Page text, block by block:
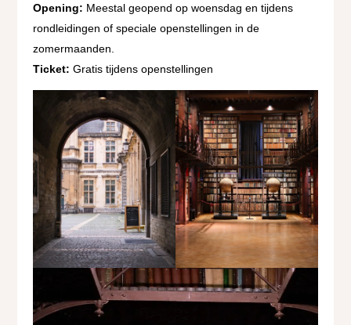
Opening: Meestal geopend op woensdag en tijdens
rondleidingen of speciale openstellingen in de
zomermaanden.
Ticket: Gratis tijdens openstellingen